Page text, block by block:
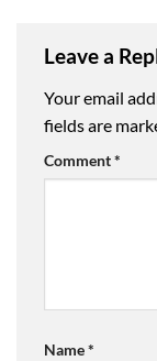
Leave a
Your email
fields are
Comment*
Name*